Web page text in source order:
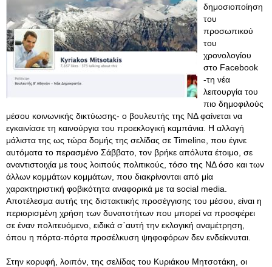
δημοσιοποίηση
του
προσωπικού
του
χρονολογίου
στο Facebook
-τη νέα
λειτουργία του
πιο δημοφιλούς
μέσου κοινωνικής δικτύωσης- ο βουλευτής της ΝΔ φαίνεται να
εγκαινίασε τη καινούργια του προεκλογική καμπάνια. Η αλλαγή
μάλιστα της ως τώρα δομής της σελίδας σε Timeline, που έγινε
αυτόματα το περασμένο Σάββατο, τον βρήκε απόλυτα έτοιμο, σε
αναντιστοιχία με τους λοιπούς πολιτικούς, τόσο της ΝΔ όσο και των
άλλων κομμάτων κομμάτων, που διακρίνονται από μία
χαρακτηριστική φοβικότητα αναφορικά με τα social media.
Αποτέλεσμα αυτής της διστακτικής προσέγγισης του μέσου, είναι η
περιορισμένη χρήση των δυνατοτήτων που μπορεί να προσφέρει
σε έναν πολιτευόμενο, ειδικά σ᾽αυτή την εκλογική αναμέτρηση,
όπου η πόρτα-πόρτα προσέλκυση ψηφοφόρων δεν ενδείκνυται.
Στην κορυφή, λοιπόν, της σελίδας του Kυριάκου Μητσοτάκη, οι